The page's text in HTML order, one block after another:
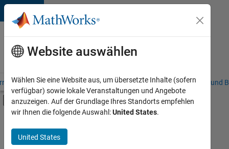
Weiter zum Inhalt
Karriere
bei
MathWorks
– Übersicht Stellensuche Niederlassungen Studierende und
Umschaltung für Off-Canvas-
Hauptinhalt
Commercial Sales
Education Sales
+5
Website auswählen
Wählen Sie eine Website aus, um übersetzte Inhalte (sofern
verfügbar) sowie lokale Veranstaltungen und Angebote
anzuzeigen. Auf der Grundlage Ihres Standorts empfehlen
wir Ihnen die folgende Auswahl:United States.
United States